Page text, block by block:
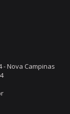
- Nova Campinas